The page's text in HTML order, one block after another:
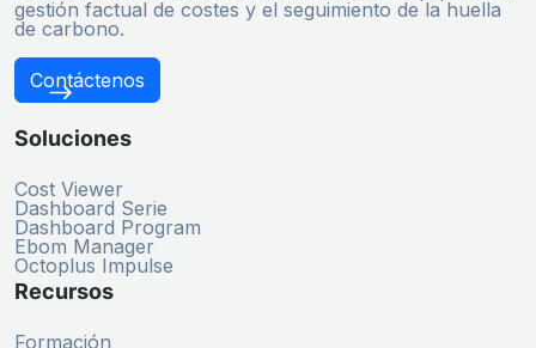
gestión factual de costes y el seguimiento de la huella
de carbono.
Contáctenos
Soluciones
Cost Viewer
Dashboard Serie
Dashboard Program
Ebom Manager
Octoplus Impulse
Recursos
Formación